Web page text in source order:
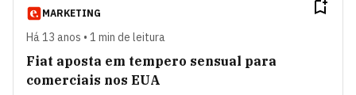
MARKETING
Há 13 anos • 1 min de leitura
Fiat aposta em tempero sensual para
comerciais nos EUA